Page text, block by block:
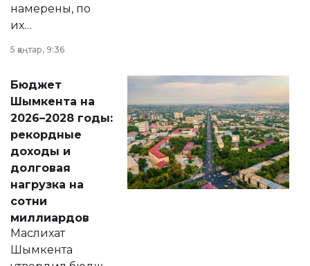
намерены, по
их
принести
народу
Венесуэлы.
5 қаңтар, 9:36
Бюджет
Шымкента на
2026–2028 годы:
рекордные
доходы и
долговая
нагрузка на
сотни
миллиардов
Маслихат
Шымкента